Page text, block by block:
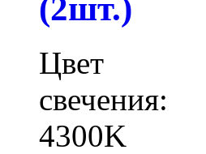
(2шт.)
Цвет
свечения:
4300K